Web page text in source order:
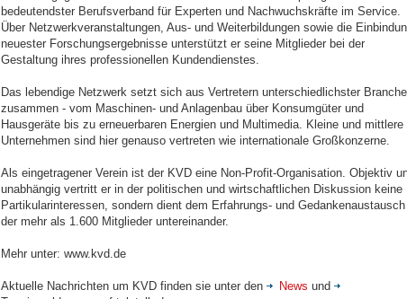
bedeutendster Berufsverband für Experten und Nachwuchskräfte im Service.
Über Netzwerkveranstaltungen, Aus- und Weiterbildungen sowie die
neuester Forschungsergebnisse unterstützt er seine Mitglieder bei der
Gestaltung ihres professionellen Kundendienstes.
Das lebendige Netzwerk setzt sich aus Vertretern unterschiedlichster
zusammen - vom Maschinen- und Anlagenbau über Konsumgüter und
Hausgeräte bis zu erneuerbaren Energien und Multimedia. Kleine und mittlere
Unternehmen sind hier genauso vertreten wie internationale Großkonzerne.
Als eingetragener Verein ist der KVD eine Non-Profit-Organisation. Objektiv
unabhängig vertritt er in der politischen und wirtschaftlichen Diskussion keine
Partikularinteressen, sondern dient dem Erfahrungs- und Gedankenaustausch
der mehr als 1.600 Mitglieder untereinander.
Mehr unter: www.kvd.de
Aktuelle Nachrichten um KVD finden sie unter den News und